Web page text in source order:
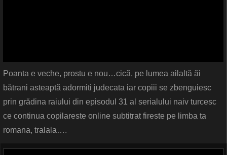
Poanta e veche, prostu e nou…cică, pe lumea ailaltă ăi
bătrani asteaptă adormiti judecata iar copiii se zbenguiesc
prin grădina raiului din episodul 31 al serialului naiv turcesc
ce continua copilareste online subtitrat fireste pe limba ta
romana, tralala….